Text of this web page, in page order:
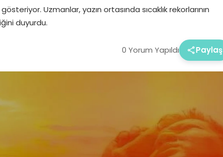
Uzmanlar, yazın ortasında sıcaklık rekorlarının
duyurdu.
0 Yorum Yapıldı Paylaş